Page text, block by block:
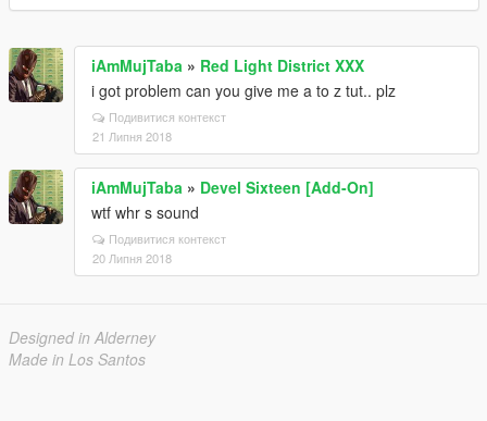
iAmMujTaba » Red Light District XXX
i got problem can you give me a to z tut.. plz
Подивитися контекст
21 Липня 2018
iAmMujTaba » Devel Sixteen [Add-On]
wtf whr s sound
Подивитися контекст
20 Липня 2018
Designed in Alderney
Made in Los Santos